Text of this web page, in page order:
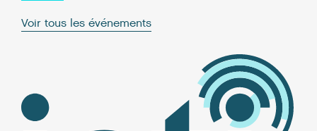
Voir tous les événements